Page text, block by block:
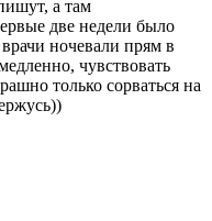
а там
две недели было
ночевали прям в
чувствовать
только сорваться на